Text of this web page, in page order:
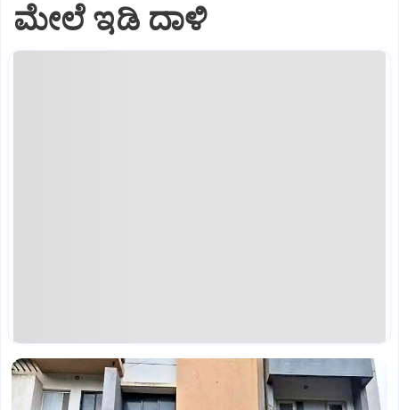
ಮೇಲೆ ಇಡಿ‌ ದಾಳಿ